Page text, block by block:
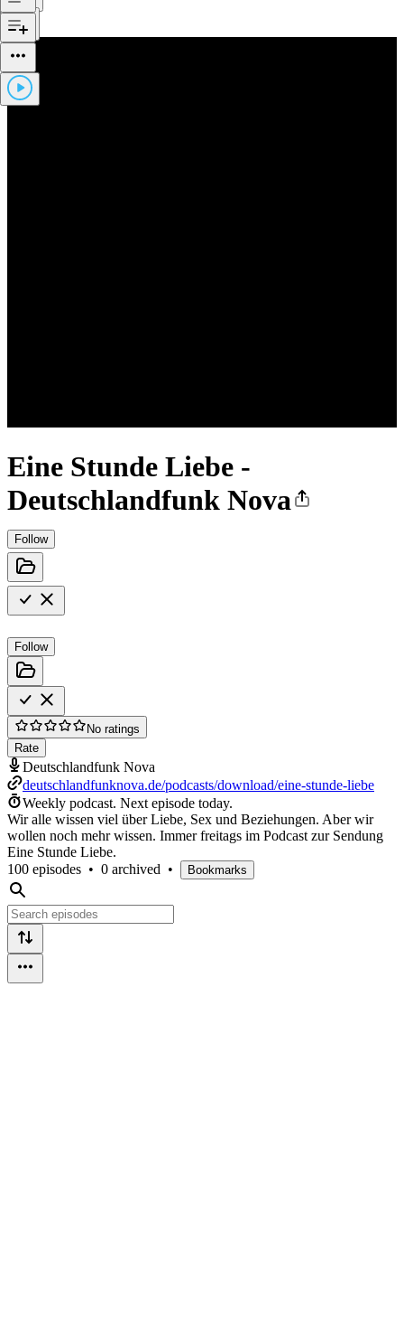
Eine Stunde Liebe -
Deutschlandfunk Nova
Follow
Follow
No ratings
Rate
Deutschlandfunk Nova
deutschlandfunknova.de/podcasts/download/eine-stunde-liebe
Weekly podcast. Next episode today.
Wir alle wissen viel über Liebe, Sex und Beziehungen. Aber wir
wollen noch mehr wissen. Immer freitags im Podcast zur Sendung
Eine Stunde Liebe.
100 episodes • 0 archived • Bookmarks